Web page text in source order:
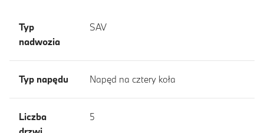
Typ
nadwozia
SAV
Typ napędu Napęd na cztery koła
Liczba
5